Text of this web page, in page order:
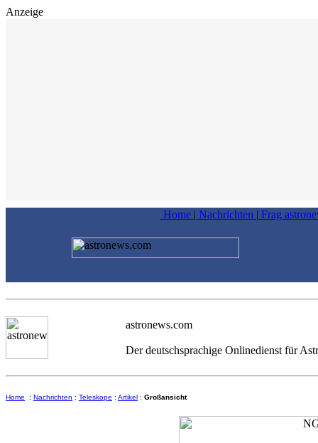
Anzeige
Home | Nachrichten | Frag
astronews.com
Der deutschsprachige Onlinedienst für
Home : Nachrichten : Teleskope : Artikel : Großansicht